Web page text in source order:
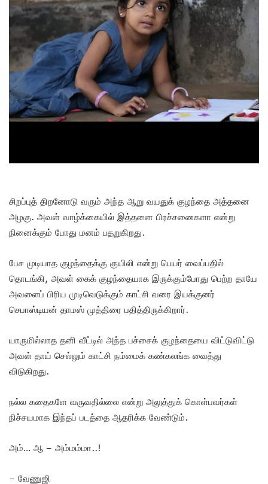
சிறப்புத் திறனோடு வரும் அந்த ஆறு வயதுக் குழந்தை அத்தனை
அழகு. அவள் வாழ்க்கையில் இத்தனை பிரச்சனைகளா என்று
நினைக்கும் போது மனம் பதறுகிறது.
பேச முடியாத குழந்தைக்கு குயிலி என்று பெயர் வைப்பதில்
தொடங்கி, அவள் கைக் குழந்தையாக இருக்கும்போது பெற்ற தாயே
அவளைப் பிரிய முடிவெடுக்கும் காட்சி வரை இயக்குனர்
செபாஸ்டியன் தாமஸ் முத்திரை பதித்திருக்கிறார்.
யாருமில்லாத தனி வீட்டில் அந்த பச்சைக் குழந்தையை விட்டுவிட்டு
அவள் தாய் செல்லும் காட்சி நம்மைக் கண்கலங்க வைத்து
விடுகிறது.
நல்ல கதைகளே வருவதில்லை என்று அலுத்துக் கொள்பவர்கள்
நிச்சயமாக இந்தப் படத்தை ஆதரிக்க வேண்டும்.
அம்… ஆ – அம்மம்மா..!
– வேணுஜி